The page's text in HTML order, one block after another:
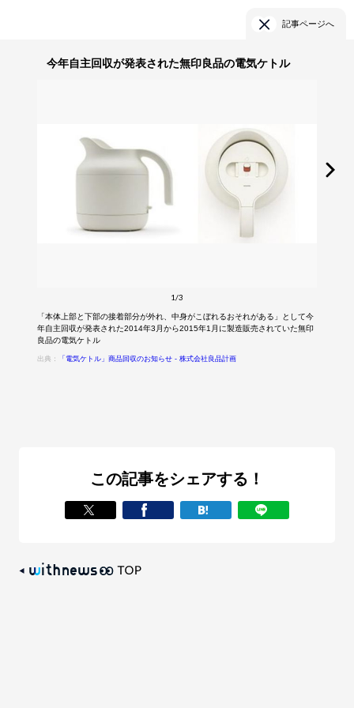
記事ページへ
今年自主回収が発表された無印良品の電気ケトル
1/3
「本体上部と下部の接着部分が外れ、中身がこぼれるおそれがある」として今
年自主回収が発表された2014年3月から2015年1月に製造販売されていた無印
良品の電気ケトル
出典： 「電気ケトル」商品回収のお知らせ - 株式会社良品計画
この記事をシェアする！